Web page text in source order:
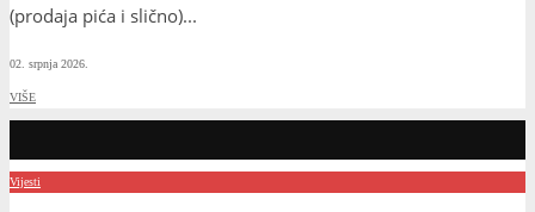
(prodaja pića i slično)...
02. srpnja 2026.
VIŠE
Vijesti